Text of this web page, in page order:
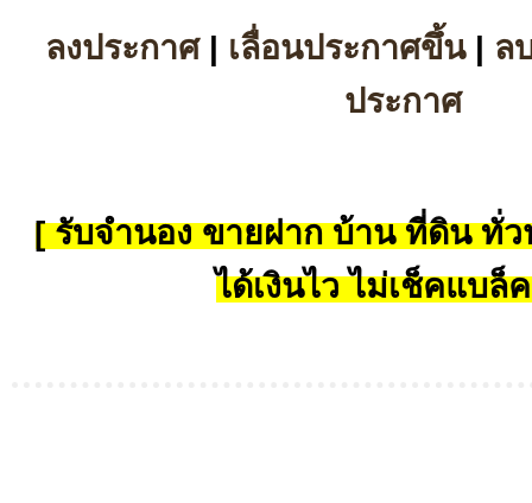
ลงประกาศ| เลื่อนประกาศขึ้น| ล
ประกาศ
[ รับจำนอง ขายฝาก บ้าน ที่ดิน ทั่ว
ได้เงินไว ไม่เช็คแบล็